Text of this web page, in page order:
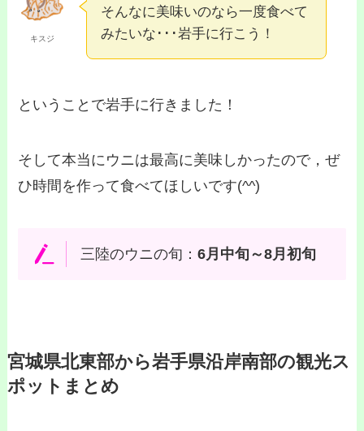
キスジ
そんなに美味いのなら一度食べて
みたいな･･･岩手に行こう！
ということで岩手に行きました！
そして本当にウニは最高に美味しかったので，ぜ
ひ時間を作って食べてほしいです(^^)
三陸のウニの旬： 6月中旬～8月初旬
宮城県北東部から岩手県沿岸南部の観光ス
ポットまとめ